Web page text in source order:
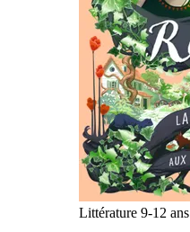
Littérature 9-12 ans